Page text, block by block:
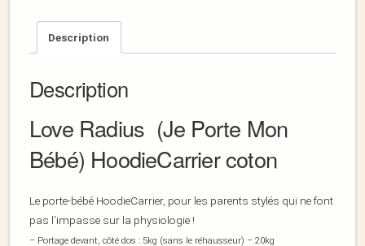
Description
Description
Love Radius (Je Porte Mon
Bébé) HoodieCarrier coton
Le porte-bébé HoodieCarrier, pour les parents stylés qui ne font
pas l’impasse sur la physiologie !
– Portage devant, côté dos : 5kg (sans le réhausseur) – 20kg